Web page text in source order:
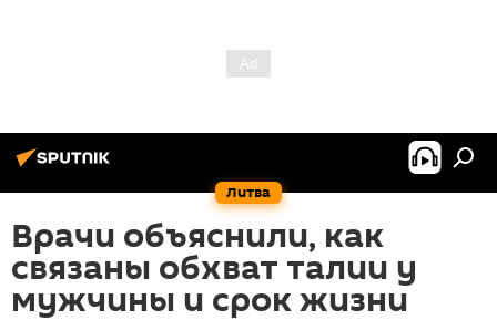
Литва
Врачи объяснили, как
связаны обхват талии у
мужчины и срок жизни